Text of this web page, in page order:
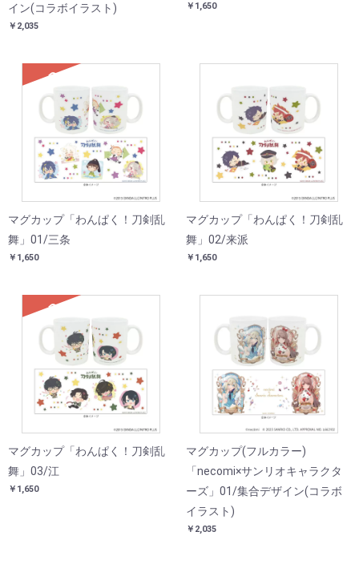
イン(コラボイラスト)
￥2,035
￥1,650
SOLD
マグカップ「わんぱく！刀剣乱
舞」01/三条
￥1,650
マグカップ「わんぱく！刀剣乱
舞」02/来派
￥1,650
SOLD
マグカップ「わんぱく！刀剣乱
舞」03/江
￥1,650
マグカップ(フルカラー)
「necomi×サンリオキャラクタ
ーズ」01/集合デザイン(コラボ
イラスト)
￥2,035